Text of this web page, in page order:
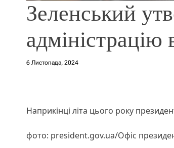
Зеленський
адміністрацію
6 Листопада, 2024
Наприкінці літа цього року
фото: president.gov.ua/Офіс